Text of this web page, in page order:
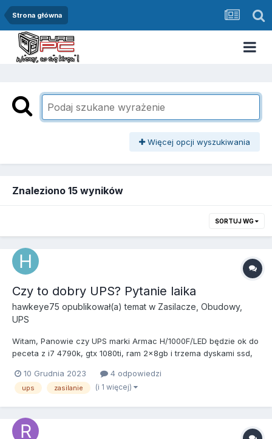
Strona główna
Więcej opcji wyszukiwania
Znaleziono 15 wyników
SORTUJ WG
Czy to dobry UPS? Pytanie laika
hawkeye75 opublikował(a) temat w Zasilacze, Obudowy,
UPS
Witam, Panowie czy UPS marki Armac H/1000F/LED będzie ok do
peceta z i7 4790k, gtx 1080ti, ram 2x8gb i trzema dyskami ssd,
to dodatkowe zabezpieczenie przed przepięciami oraz
podtrzymanie zasilania przez minutę-dwie przy braku...
10 Grudnia 2023 4 odpowiedzi
ups zasilanie (i 1 więcej)